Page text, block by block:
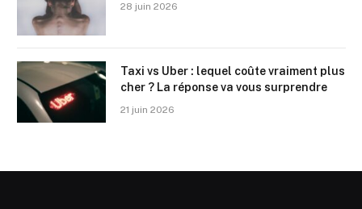
28 juin 2026
Taxi vs Uber : lequel coûte vraiment plus
cher ? La réponse va vous surprendre
21 juin 2026